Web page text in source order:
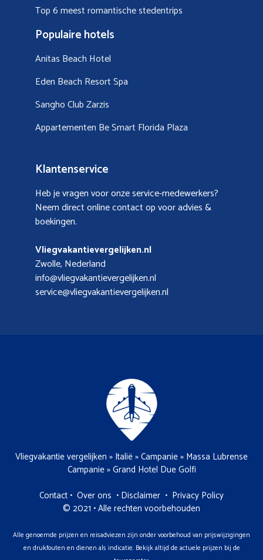
Top 6 meest romantische stedentrips
Populaire hotels
Anitas Beach Hotel
Eden Beach Resort Spa
Sangho Club Zarzis
Appartementen Be Smart Florida Plaza
Klantenservice
Heb je vragen voor onze service-medewerkers?
Neem direct online contact op voor advies &
boekingen.
Vliegvakantievergelijken.nl
Zwolle, Nederland
info@vliegvakantievergelijken.nl
service@vliegvakantievergelijken.nl
Vliegvakantie vergelijken » Italië»Campanie» Massa Lubrense
Campanie»Grand Hotel Due Golfi
Contact • Over ons • Disclaimer • Privacy Policy
© 2021 • Alle rechten voorbehouden
Alle genoemde prijzen en reisadviezen zijn onder voorbehoud van prijswijzigingen
en drukfouten en dienen als indicatie. Bekijk altijd de actuele prijzen bij de